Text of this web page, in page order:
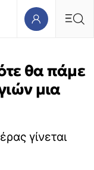
θα πάμε
μια
γίνεται